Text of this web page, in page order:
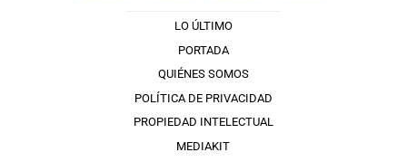
LO ÚLTIMO
PORTADA
QUIÉNES SOMOS
POLÍTICA DE PRIVACIDAD
PROPIEDAD INTELECTUAL
MEDIAKIT